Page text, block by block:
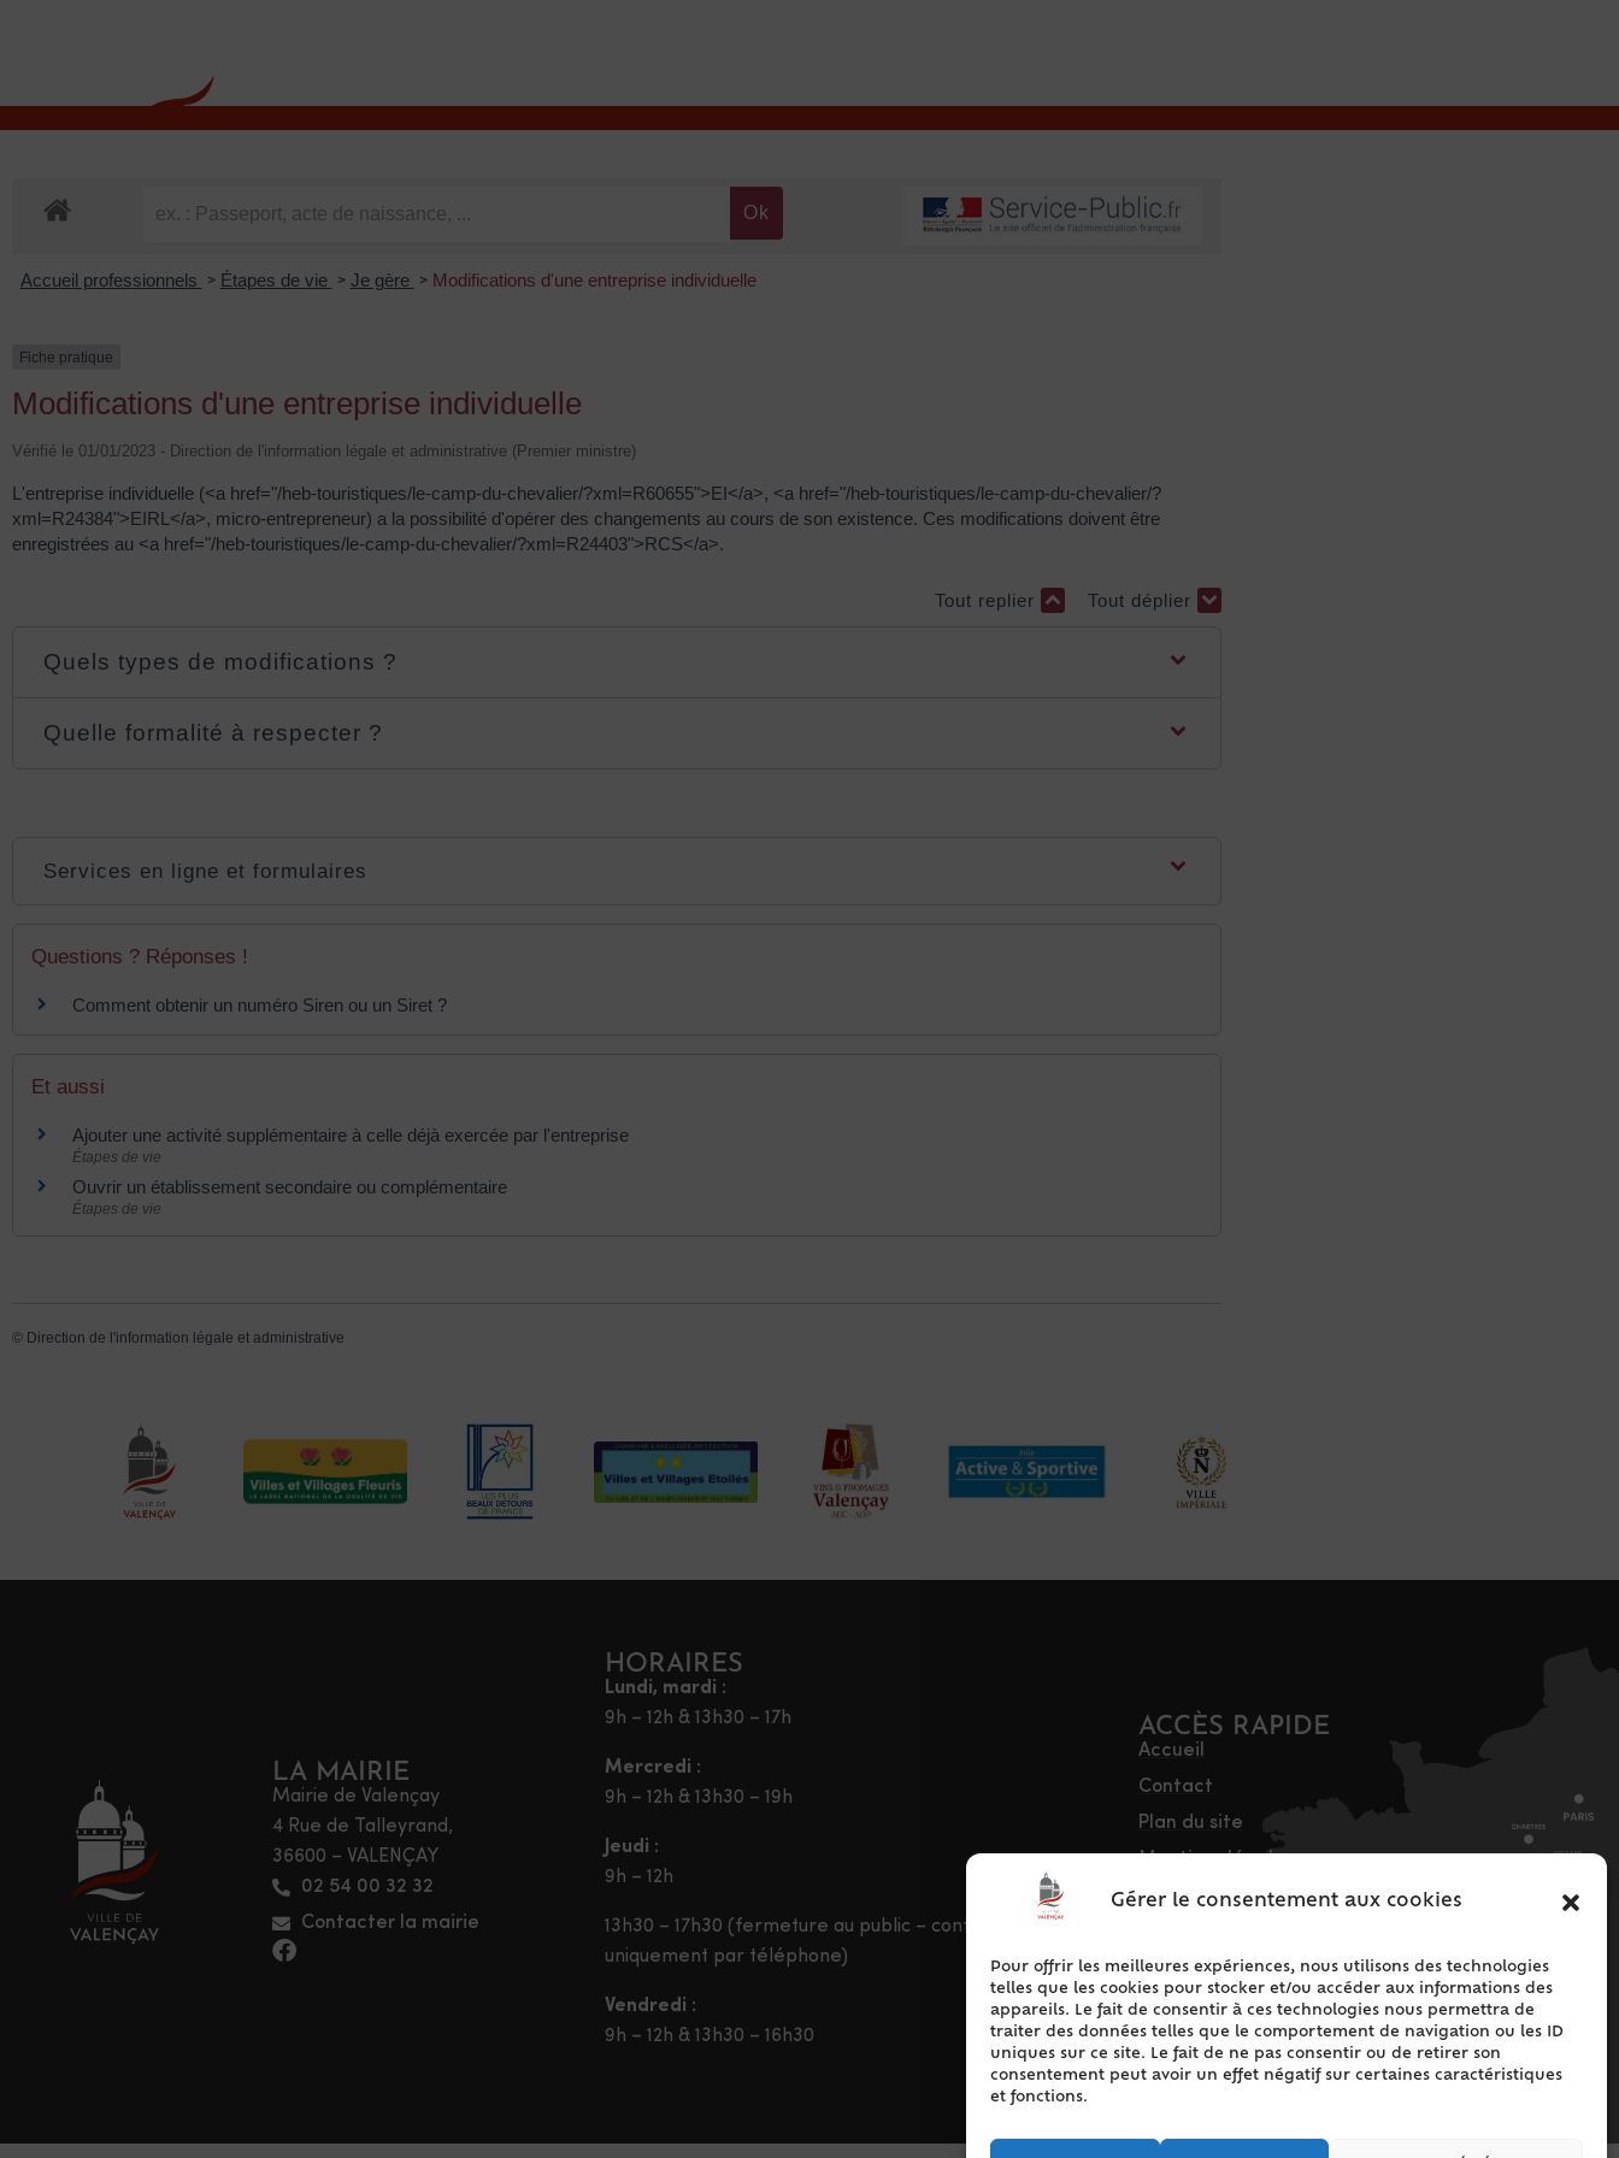
Gérer le consentement aux cookies
Pour offrir les meilleures expériences, nous utilisons des technologies
telles que les cookies pour stocker et/ou accéder aux informations des
appareils. Le fait de consentir à ces technologies nous permettra de
traiter des données telles que le comportement de navigation ou les ID
uniques sur ce site. Le fait de ne pas consentir ou de retirer son
consentement peut avoir un effet négatif sur certaines caractéristiques
et fonctions.
Accueil professionnels > Étapes de vie > Je gère > Modifications d'une entreprise individuelle
Fiche pratique
Modifications d'une entreprise individuelle
Vérifié le 01/01/2023 - Direction de l'information légale et administrative (Premier ministre)
L'entreprise individuelle (<a href="/heb-touristiques/le-camp-du-chevalier/?xml=R60655">EI</a>, <a href="/heb-touristiques/le-camp-du-chevalier/?
xml=R24384">EIRL</a>, micro-entrepreneur) a la possibilité d'opérer des changements au cours de son existence. Ces modifications doivent être
enregistrées au <a href="/heb-touristiques/le-camp-du-chevalier/?xml=R24403">RCS</a>.
Tout replier Tout déplier
Quels types de modifications ?
Quelle formalité à respecter ?
Services en ligne et formulaires
Questions ? Réponses !
Comment obtenir un numéro Siren ou un Siret ?
Et aussi
Ajouter une activité supplémentaire à celle déjà exercée par l'entreprise
Étapes de vie
Ouvrir un établissement secondaire ou complémentaire
Étapes de vie
© Direction de l'information légale et administrative
LA MAIRIE
Mairie de Valençay
4 Rue de Talleyrand,
36600 – VALENÇAY
02 54 00 32 32
Contacter la mairie
HORAIRES
Lundi, mardi :
9h – 12h & 13h30 – 17h
Mercredi :
9h – 12h & 13h30 – 19h
Jeudi :
9h – 12h
13h30 – 17h30 (fermeture au public – contact
uniquement par téléphone)
Vendredi :
9h – 12h & 13h30 – 16h30
ACCÈS RAPIDE
Accueil
Contact
Plan du site
Mentions légales
Traitement des
Politique de cookies
(UE)